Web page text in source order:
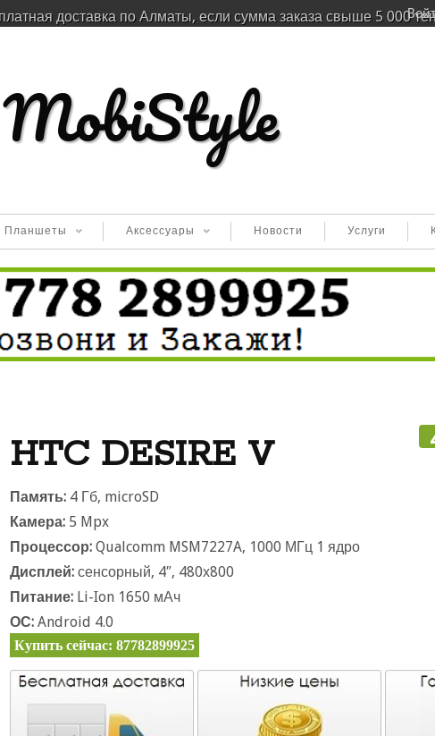
доставка по Алматы, если сумма заказа свыше 5 000
MobiStyle
Планшеты Аксессуары Новости Услуги
HTC DESIRE V
Память:4 Гб, microSD
Камера:5 Mpx
Процессор:Qualcomm MSM7227A, 1000 МГц 1 ядро
Дисплей:сенсорный, 4″, 480х800
Питание:Li-Ion 1650 мАч
ОС:Android 4.0
Купить сейчас: 87782899925